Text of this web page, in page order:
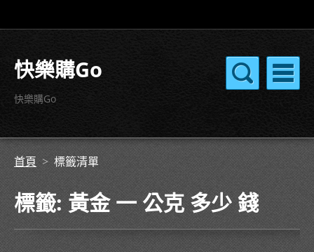
快樂購Go
快樂購Go
首頁 > 標籤清單
標籤: 黃金 一 公克 多少 錢